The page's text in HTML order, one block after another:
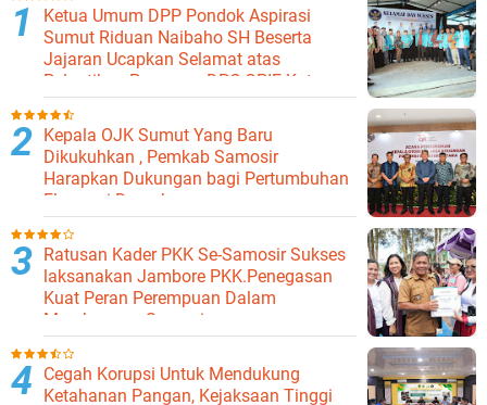
Ketua Umum DPP Pondok Aspirasi
Sumut Riduan Naibaho SH Beserta
Jajaran Ucapkan Selamat atas
Pelantikan Pengurus DPC GPIE Kota
Binjai
Kepala OJK Sumut Yang Baru
Dikukuhkan , Pemkab Samosir
Harapkan Dukungan bagi Pertumbuhan
Ekonomi Daerah
Ratusan Kader PKK Se-Samosir Sukses
laksanakan Jambore PKK.Penegasan
Kuat Peran Perempuan Dalam
Membangun Samosir.
Cegah Korupsi Untuk Mendukung
Ketahanan Pangan, Kejaksaan Tinggi